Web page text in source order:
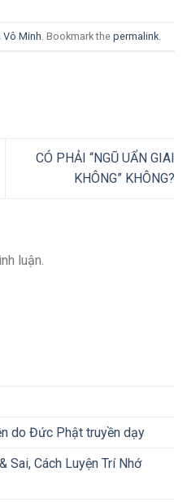
Vô Minh . Bookmark the permalink
CÓ PHẢI “NGŨ UẨN GIAI
KHÔNG” KHÔNG?
luận.
do Đức Phật truyền dạy
Sai, Cách Luyện Trí Nhớ